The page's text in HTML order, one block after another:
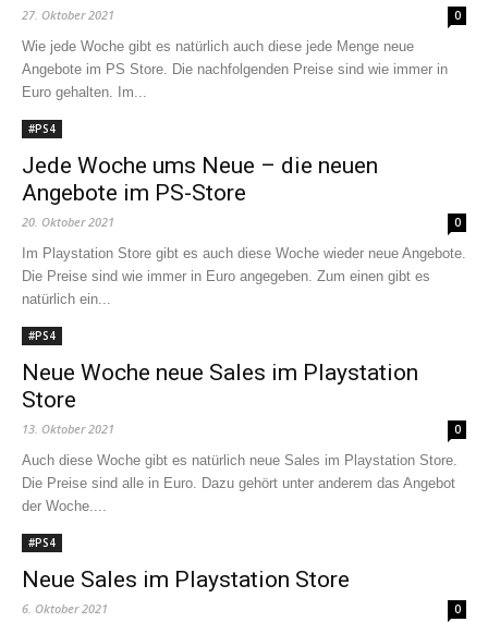
27. Oktober 2021 0
Wie jede Woche gibt es natürlich auch diese jede Menge neue
Angebote im PS Store. Die nachfolgenden Preise sind wie immer in
Euro gehalten. Im...
#PS4
Jede Woche ums Neue – die neuen
Angebote im PS-Store
20. Oktober 2021 0
Im Playstation Store gibt es auch diese Woche wieder neue Angebote.
Die Preise sind wie immer in Euro angegeben. Zum einen gibt es
natürlich ein...
#PS4
Neue Woche neue Sales im Playstation
Store
13. Oktober 2021 0
Auch diese Woche gibt es natürlich neue Sales im Playstation Store.
Die Preise sind alle in Euro. Dazu gehört unter anderem das Angebot
der Woche....
#PS4
Neue Sales im Playstation Store
6. Oktober 2021 0